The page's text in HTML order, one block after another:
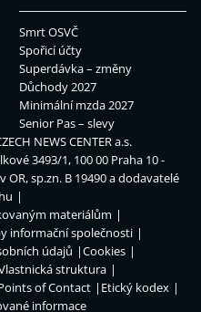
Smrt OSVČ
Spořicí účty
Superdávka – změny
Důchody 2027
Minimální mzda 2027
Senior Pas – slevy
NEWS CENTER a.s.
3493/1, 100 00 Praha 10 -
OR, sp.zn. B 19490 a dodavatelé
materiálům
informační společnosti
údajů
Cookies
struktura
of Contact
Etický kodex
informace